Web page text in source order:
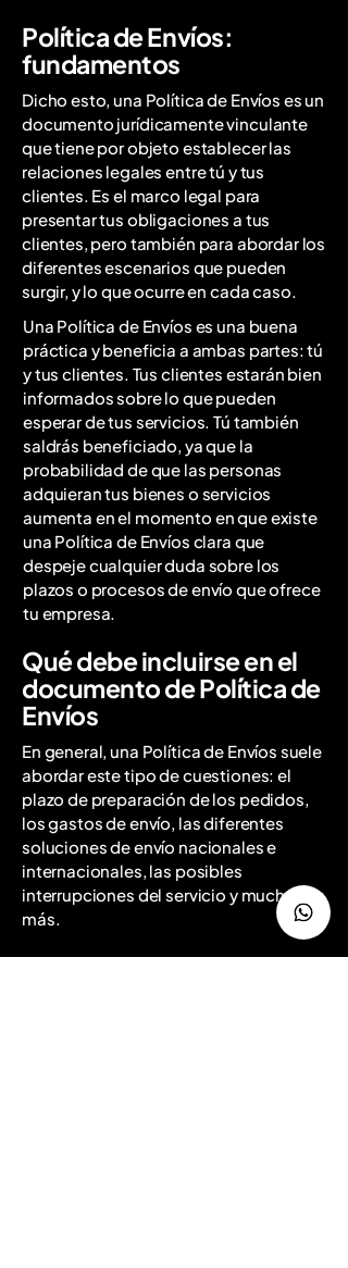
Política de Envíos:
fundamentos
Dicho esto, una Política de Envíos es un
documento jurídicamente vinculante
que tiene por objeto establecer las
relaciones legales entre tú y tus
clientes. Es el marco legal para
presentar tus obligaciones a tus
clientes, pero también para abordar los
diferentes escenarios que pueden
surgir, y lo que ocurre en cada caso.
Una Política de Envíos es una buena
práctica y beneficia a ambas partes: tú
y tus clientes. Tus clientes estarán bien
informados sobre lo que pueden
esperar de tus servicios. Tú también
saldrás beneficiado, ya que la
probabilidad de que las personas
adquieran tus bienes o servicios
aumenta en el momento en que existe
una Política de Envíos clara que
despeje cualquier duda sobre los
plazos o procesos de envío que ofrece
tu empresa.
Qué debe incluirse en el
documento de Política de
Envíos
En general, una Política de Envíos suele
abordar este tipo de cuestiones: el
plazo de preparación de los pedidos,
los gastos de envío, las diferentes
soluciones de envío nacionales e
internacionales, las posibles
interrupciones del servicio y mucho
más.